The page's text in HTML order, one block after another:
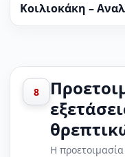
Κοιλιοκάκη –
8
Η